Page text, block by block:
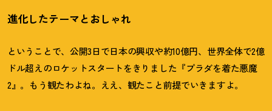
進化したテーマとおしゃれ
ということで、公開3日で日本の興収や約10億円、世界全体で2億
ドル超えのロケットスタートをきりました『プラダを着た悪魔
2』。もう観たわよね。ええ、観たこと前提でいきますよ。